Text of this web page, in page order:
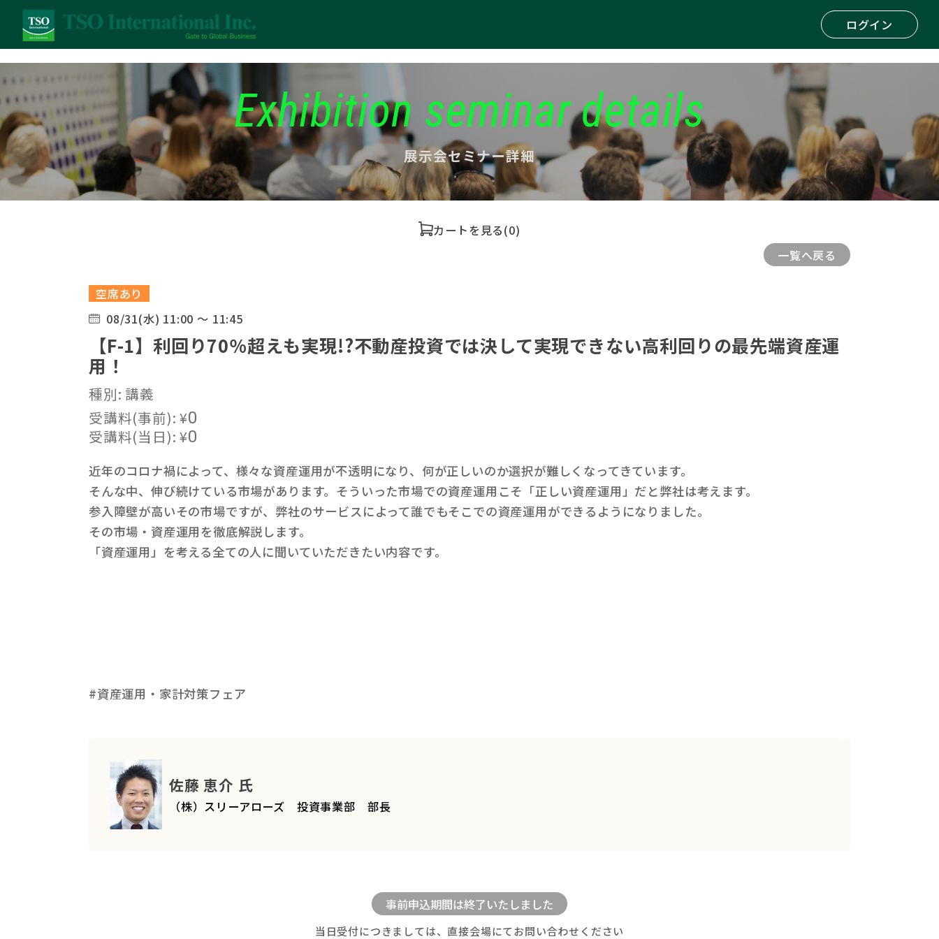
ログイン
Exhibition seminar details
展示会セミナー詳細
カートを見る(0)
一覧へ戻る
空席あり
08/31(水) 11:00 ～ 11:45
【F-1】利回り70％超えも実現!?不動産投資では決して実現できない高利回りの最先端資産運
用！
種別: 講義
受講料(事前):¥0
受講料(当日):¥0
近年のコロナ禍によって、様々な資産運用が不透明になり、何が正しいのか選択が難しくなってきています。
そんな中、伸び続けている市場があります。そういった市場での資産運用こそ「正しい資産運用」だと弊社は考えます。
参入障壁が高いその市場ですが、弊社のサービスによって誰でもそこでの資産運用ができるようになりました。
その市場・資産運用を徹底解説します。
「資産運用」を考える全ての人に聞いていただきたい内容です。
#資産運用・家計対策フェア
佐藤 恵介 氏
（株）スリーアローズ 投資事業部 部長
当日受付につきましては、直接会場にてお問い合わせください